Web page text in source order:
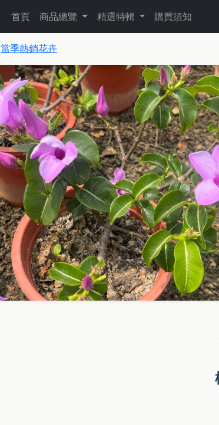
首頁 商品總覽 精選特輯 購買須知
當季熱銷花卉